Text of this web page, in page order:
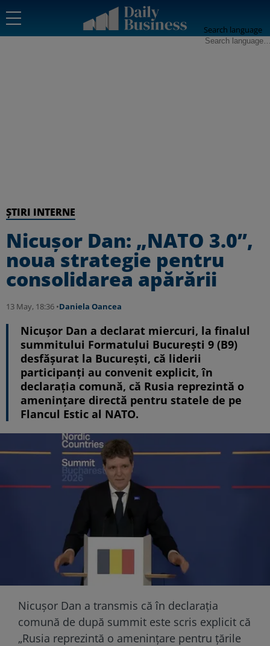
Search language
ȘTIRI INTERNE
Nicușor Dan: „NATO 3.0”,
noua strategie pentru
consolidarea apărării
13 May, 18:36 •Daniela Oancea
Nicușor Dan a declarat miercuri, la finalul
summitului Formatului București 9 (B9)
desfășurat la București, că liderii
participanți au convenit explicit, în
declarația comună, că Rusia reprezintă o
amenințare directă pentru statele de pe
Flancul Estic al NATO.
Nicuşor Dan a transmis că în declaraţia
comună de după summit este scris explicit că
„Rusia reprezintă o ameninţare pentru ţările